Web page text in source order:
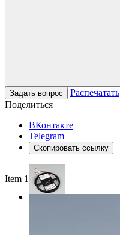
Задать вопрос
Распечатать
Поделиться
ВКонтакте
Telegram
Скопировать ссылку
Item 1 of 3